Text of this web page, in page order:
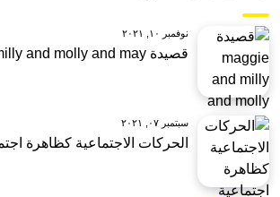
نوفمبر ١٠, ٢٠٢١
قصيدة maggie and milly and molly and may
سبتمبر ٠٧, ٢٠٢١
الحركات الاجتماعية كظاهرة